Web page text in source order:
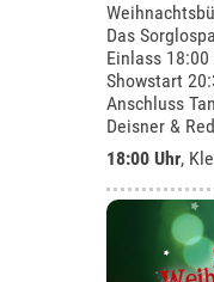
Das
Einlass
Showstart
Anschluss
Deisner &
18:00 Uhr,